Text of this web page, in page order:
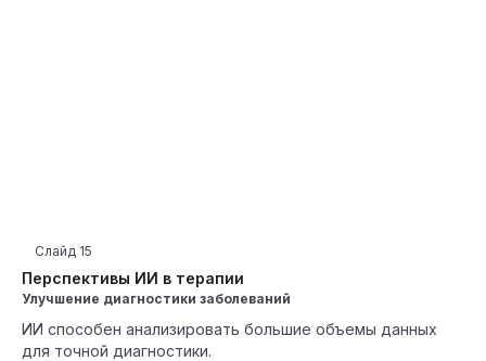
Перспективы ИИ в терапии
Слайд 15
Улучшение диагностики заболеваний
ИИ способен анализировать большие объемы данных
для точной диагностики.